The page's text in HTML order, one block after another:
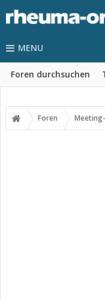
MENU
Foren durchsuchen
Foren